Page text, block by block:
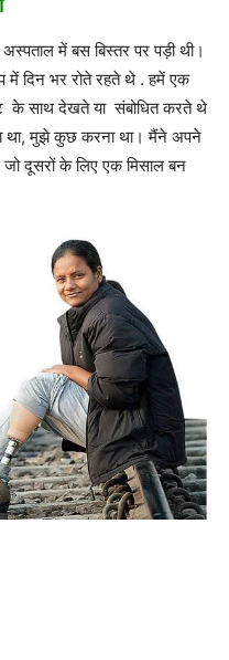
में बस बिस्तर पर पड़ी थी।
दिन भर रोते रहते थे . हमें एक
के साथ देखते या संबोधित करते थे
था, मुझे कुछ करना था। मैंने अपने
दूसरों के लिए एक मिसाल बन